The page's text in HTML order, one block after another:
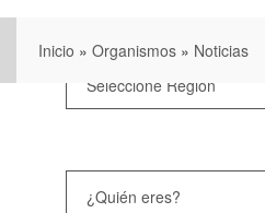
Inicio » Organismos » Noticias